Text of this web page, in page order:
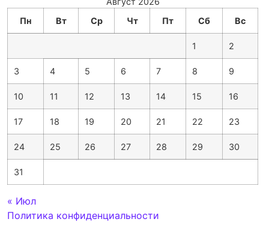
Пн
Вт Ср Чт Пт Сб Вс
1 2
3 4 5 6 7 8 9
10 11 12 13 14 15 16
17 18 19 20 21 22 23
24 25 26 27 28 29 30
31
« Июл
Политика конфиденциальности